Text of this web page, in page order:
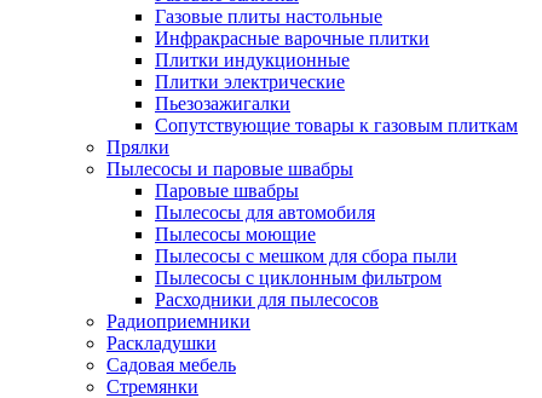
Газовые плиты настольные
Инфракрасные варочные плитки
Плитки индукционные
Плитки электрические
Пьезозажигалки
Сопутствующие товары к газовым плиткам
Прялки
Пылесосы и паровые швабры
Паровые швабры
Пылесосы для автомобиля
Пылесосы моющие
Пылесосы с мешком для сбора пыли
Пылесосы с циклонным фильтром
Расходники для пылесосов
Радиоприемники
Раскладушки
Садовая мебель
Стремянки